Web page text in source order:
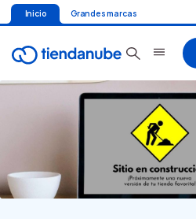
Inicio Grandes marcas